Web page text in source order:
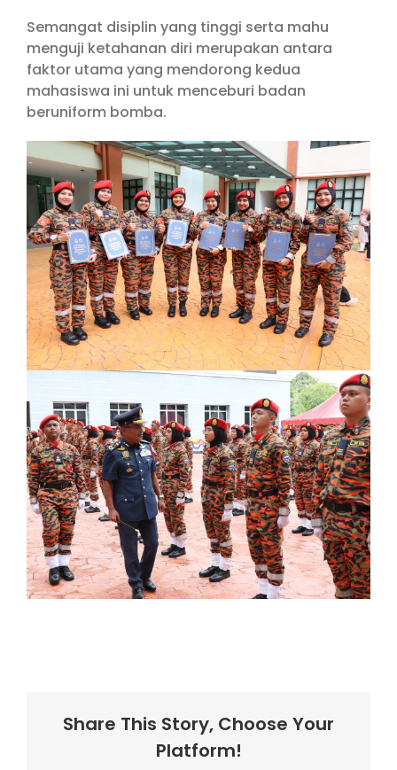
Semangat disiplin yang tinggi serta mahu
menguji ketahanan diri merupakan antara
faktor utama yang mendorong kedua
mahasiswa ini untuk menceburi badan
beruniform bomba.
Share This Story, Choose Your
Platform!